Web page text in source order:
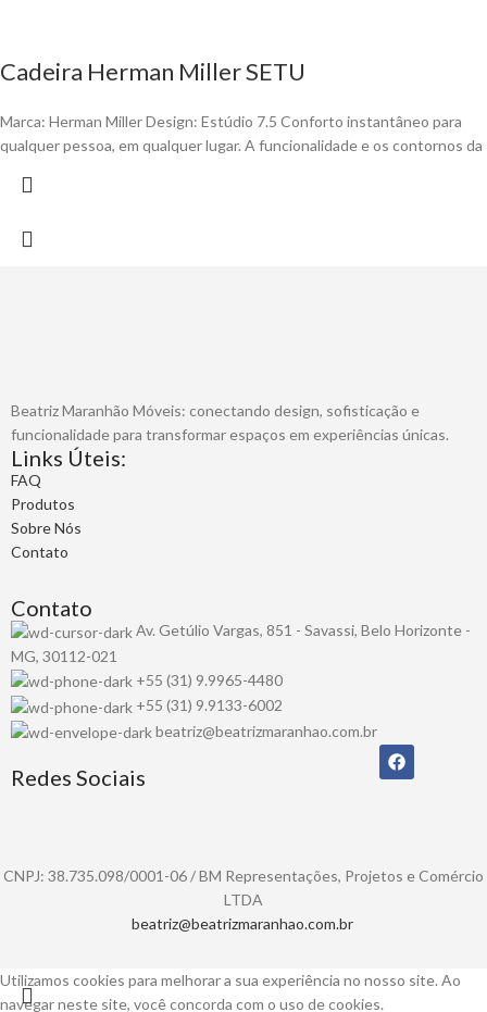
Cadeira Herman Miller SETU
Marca: Herman Miller Design: Estúdio 7.5 Conforto instantâneo para
qualquer pessoa, em qualquer lugar. A funcionalidade e os contornos da
Beatriz Maranhão Móveis: conectando design, sofisticação e
funcionalidade para transformar espaços em experiências únicas.
Links Úteis:
FAQ
Produtos
Sobre Nós
Contato
Contato
Av. Getúlio Vargas, 851 - Savassi, Belo Horizonte -
MG, 30112-021
+55 (31) 9.9965-4480
+55 (31) 9.9133-6002
beatriz@beatrizmaranhao.com.br
Redes Sociais
CNPJ: 38.735.098/0001-06 / BM Representações, Projetos e Comércio
LTDA
beatriz@beatrizmaranhao.com.br
Utilizamos cookies para melhorar a sua experiência no nosso site. Ao
navegar neste site, você concorda com o uso de cookies.